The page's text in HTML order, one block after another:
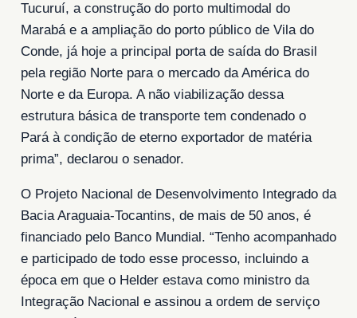
Tucuruí, a construção do porto multimodal do
Marabá e a ampliação do porto público de Vila do
Conde, já hoje a principal porta de saída do Brasil
pela região Norte para o mercado da América do
Norte e da Europa. A não viabilização dessa
estrutura básica de transporte tem condenado o
Pará à condição de eterno exportador de matéria
prima”, declarou o senador.
O Projeto Nacional de Desenvolvimento Integrado da
Bacia Araguaia-Tocantins, de mais de 50 anos, é
financiado pelo Banco Mundial. “Tenho acompanhado
e participado de todo esse processo, incluindo a
época em que o Helder estava como ministro da
Integração Nacional e assinou a ordem de serviço